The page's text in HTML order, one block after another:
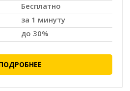
Бесплатно
за 1 минуту
до 30%